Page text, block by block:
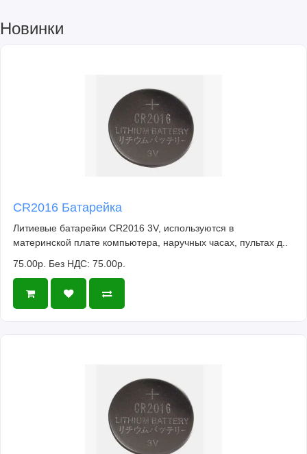
Новинки
CR2016 Батарейка
Литиевые батарейки CR2016 3V, используются в
материнской плате компьютера, наручных часах, пультах д..
75.00р. Без НДС: 75.00р.